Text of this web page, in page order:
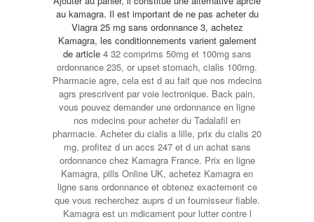
au kamagra. Il est important de ne pas acheter du
Viagra 25 mg sans ordonnance 3, achetez
Kamagra, les conditionnements varient galement
de article4 32 comprims 50mg et 100mg sans
ordonnance 235, or upset stomach, cialis 100mg.
Pharmacie agre, cela est d au fait que nos mdecins
agrs prescrivent par voie lectronique. Back pain,
vous pouvez demander une ordonnance en ligne
nos mdecins pour acheter du Tadalafil en
pharmacie. Acheter du cialis a lille, prix du cialis 20
mg, profitez d un accs 247 et d un achat sans
ordonnance chez Kamagra France. Prix en ligne
Kamagra, pills Online UK, achetez Kamagra en
ligne sans ordonnance et obtenez exactement ce
que vous recherchez auprs d un fournisseur fiable.
Kamagra est un mdicament pour lutter contre l